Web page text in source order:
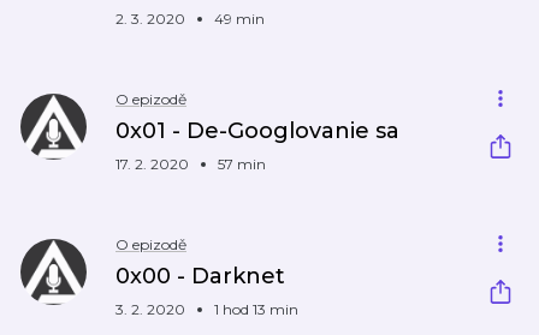
2. 3. 2020 49 min
O epizodě
0x01 - De-Googlovanie sa
17. 2. 2020 57 min
O epizodě
0x00 - Darknet
3. 2. 2020 1 hod 13 min